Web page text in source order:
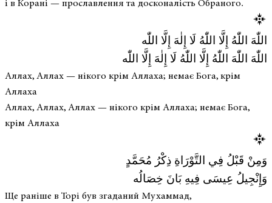
і в Корані — прославлення та досконалість Обраного.
اللّٰهَ اللّٰهُ إِلَّا اللّٰهُ لَا إِلٰهَ إِلَّا اللّٰه
اللّٰهَ اللّٰهَ اللّٰهُ إِلَّا اللّٰهُ لَا إِلٰهَ إِلَّا اللّٰه
Аллах, Аллах — нікого крім Аллаха; немає Бога, крім
Аллаха
Аллах, Аллах, Аллах — нікого крім Аллаха; немає Бога,
крім Аллаха
وَمِنْ قَبْلُ فِي التَّوْرَاةِ ذِكْرُ مُحَمَّدٍ
وَإِنْجِيلُ عِيسَى فِيهِ بَانَ خِصَالُه
Ще раніше в Торі був згаданий Мухаммад,